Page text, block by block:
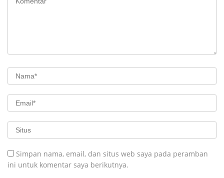
Simpan nama, email, dan situs web saya pada peramban
ini untuk komentar saya berikutnya.